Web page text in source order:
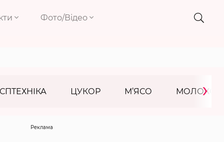
Фото/Відео
ЦУКОР М’ЯСО МОЛОКО
›
Реклама